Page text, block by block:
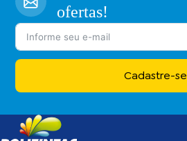
ofertas!
Cadastre-se